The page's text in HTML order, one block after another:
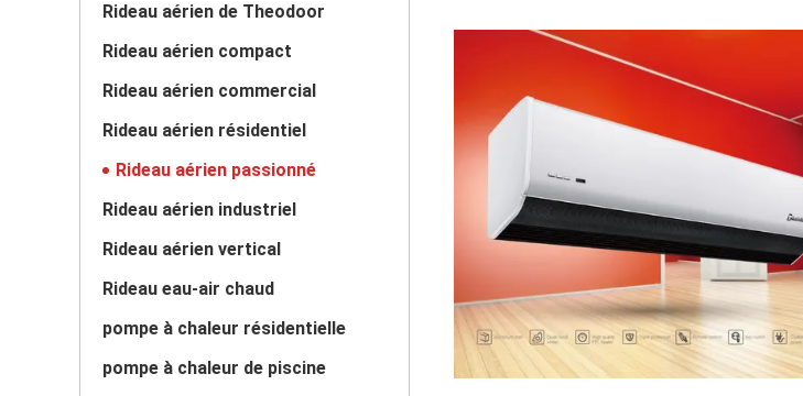
Rideau aérien de Theodoor
Rideau aérien compact
Rideau aérien commercial
Rideau aérien résidentiel
Rideau aérien passionné
Rideau aérien industriel
Rideau aérien vertical
Rideau eau-air chaud
pompe à chaleur résidentielle
pompe à chaleur de piscine